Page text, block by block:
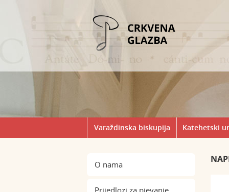
Varaždinska biskupija Katehetski
O nama
Prijedlozi za pjevanje